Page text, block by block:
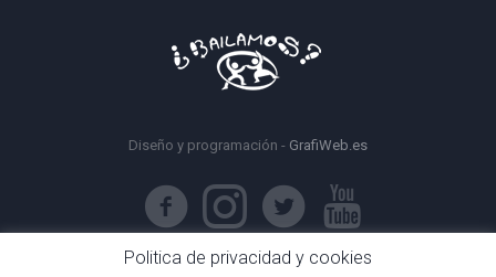
Diseño y programación - GrafiWeb.es
Politica de privacidad y cookies